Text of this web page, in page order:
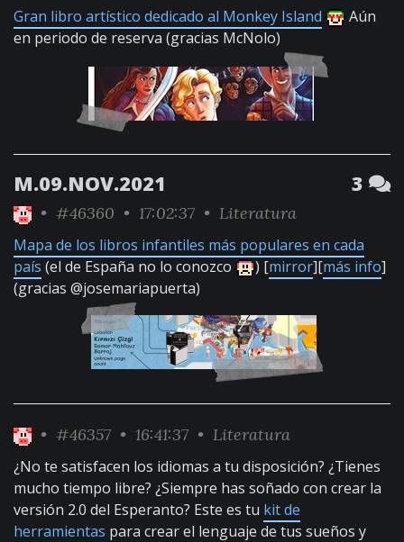
Gran libro artístico dedicado al Monkey Island
Aún
en periodo de reserva (gracias McNolo)
M.09.NOV.2021 3
• #46360 • 17:02:37 • Literatura
Mapa de los libros infantiles más populares en cada
país (el de España no lo conozco ) [mirror][más info]
(gracias @josemariapuerta)
• #46357 • 16:41:37 • Literatura
¿No te satisfacen los idiomas a tu disposición? ¿Tienes
mucho tiempo libre? ¿Siempre has soñado con crear la
versión 2.0 del Esperanto? Este es tu kit de
herramientas para crear el lenguaje de tus sueños y